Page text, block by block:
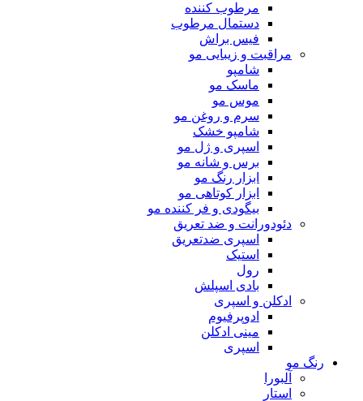
مرطوب کننده
دستمال مرطوب
فیس براش
مراقبت و زیبایی مو
شامپو
ماسک مو
موس مو
سرم و روغن مو
شامپو خشک
اسپری و ژل مو
برس و شانه مو
ابزار رنگ مو
ابزار کوتاهی مو
بیگودی و فر کننده مو
دئودورانت و ضد تعریق
اسپری ضدتعریق
استیک
رول
بادی اسپلش
ادکلن و اسپری
ادوپرفیوم
مینی ادکلن
اسپری
رنگ مو
آلبورا
استار